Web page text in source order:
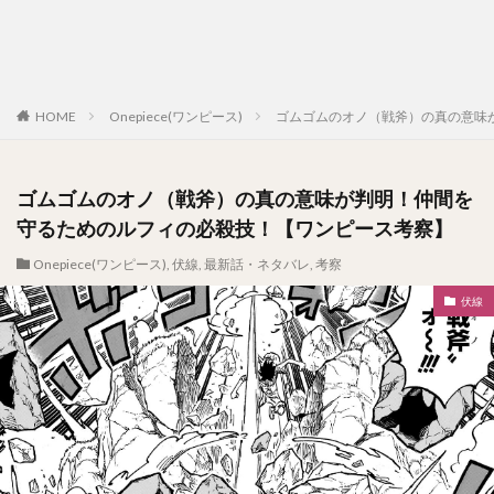
HOME Onepiece(ワンピース) ゴムゴムのオノ（戦斧）の真の意
ゴムゴムのオノ（戦斧）の真の意味が判明！仲間を
守るためのルフィの必殺技！【ワンピース考察】
Onepiece(ワンピース), 伏線, 最新話・ネタバレ, 考察
伏線